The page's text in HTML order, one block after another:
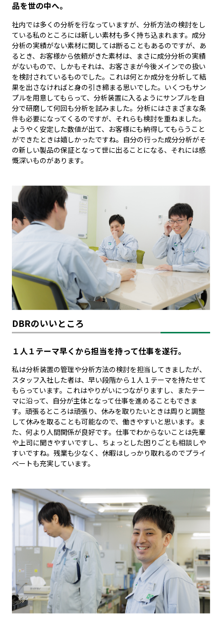
品を世の中へ。
社内では多くの分析を行なっていますが、分析方法の検討をし
ている私のところには新しい素材も多く持ち込まれます。成分
分析の実績がない素材に関しては断ることもあるのですが、あ
るとき、お客様から依頼がきた素材は、まさに成分分析の実績
がないもので、しかもそれは、お客さまが今後メインでの扱い
を検討されているものでした。これは何とか成分を分析して結
果を出さなければと身の引き締まる思いでした。いくつもサン
プルを用意してもらって、分析装置に入るようにサンプルを自
分で研磨して何回も分析を試みました。分析にはさまざまな条
件も必要になってくるのですが、それらも検討を重ねました。
ようやく安定した数値が出て、お客様にも納得してもらうこと
ができたときは嬉しかったですね。自分の行った成分分析がそ
の新しい製品の保証となって世に出ることになる、それには感
慨深いものがあります。
DBRのいいところ
１人１テーマ早くから担当を持って仕事を遂行。
私は分析装置の管理や分析方法の検討を担当してきましたが、
スタッフ入社した者は、早い段階から１人１テーマを持たせて
もらっています。これはやりがいにつながりますし、またテー
マに沿って、自分が主体となって仕事を進めることもできま
す。頑張るところは頑張り、休みを取りたいときは周りと調整
して休みを取ることも可能なので、働きやすいと思います。ま
た、何より人間関係が良好です。仕事でわからないことは先輩
や上司に聞きやすいですし、ちょっとした困りごとも相談しや
すいですね。残業も少なく、休暇はしっかり取れるのでプライ
ベートも充実しています。